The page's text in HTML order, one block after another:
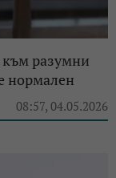
разумни
нормален
08:57, 04.05.2026